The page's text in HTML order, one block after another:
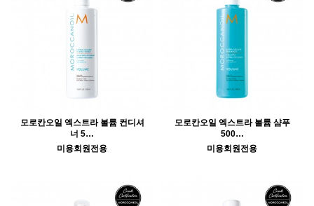
모로칸오일 엑스트라 볼륨 컨디셔
너 5…
미용회원전용
모로칸오일 엑스트라 볼륨 샴푸
500…
미용회원전용